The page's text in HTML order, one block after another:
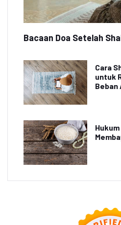
Bacaan Doa Setelah
Cara
untuk
Beban